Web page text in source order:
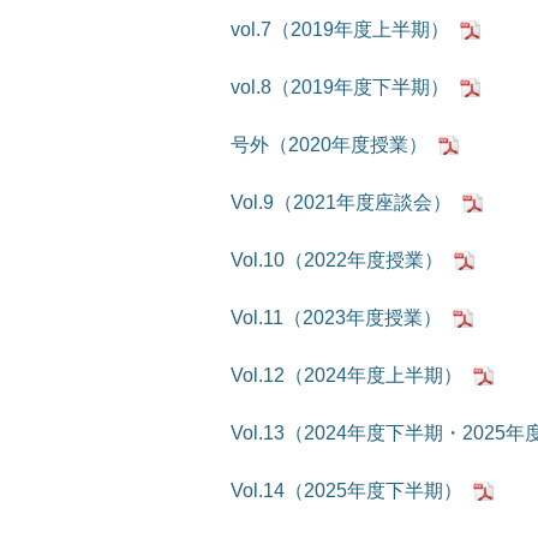
vol.7（2019年度上半期）
vol.8（2019年度下半期）
号外（2020年度授業）
Vol.9（2021年度座談会）
Vol.10（2022年度授業）
Vol.11（2023年度授業）
Vol.12（2024年度上半期）
Vol.13（2024年度下半期・2025年
Vol.14（2025年度下半期）